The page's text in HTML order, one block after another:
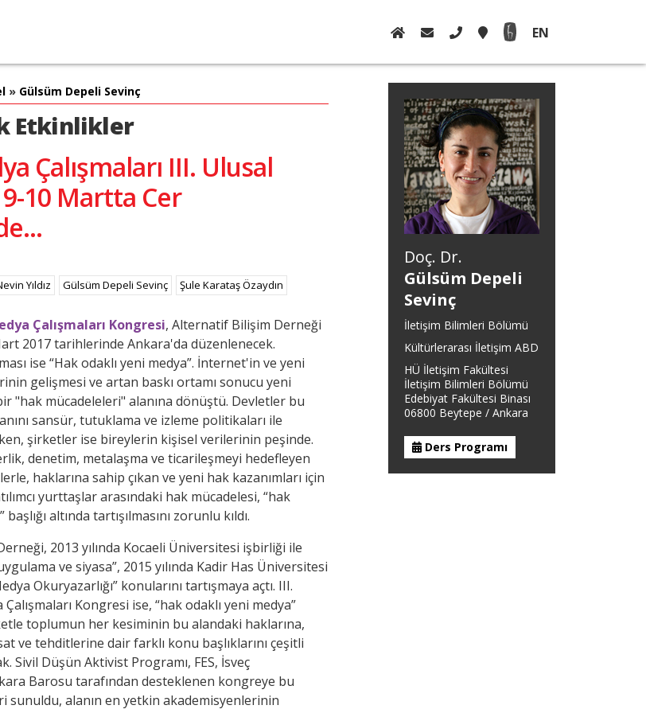
EN
Doç. Dr.
Gülsüm Depeli
Sevinç
İletişim Bilimleri Bölümü
Kültürlerarası İletişim ABD
HÜ İletişim Fakültesi
İletişim Bilimleri Bölümü
Edebiyat Fakültesi Binası
06800 Beytepe / Ankara
Ders Programı
» Gülsüm Depeli Sevinç
Etkinlikler
Çalışmaları III. Ulusal
10 Martta Cer
Yıldız Gülsüm Depeli Sevinç Şule Karataş Özaydın
Çalışmaları Kongresi, Alternatif Bilişim Derneği
2017 tarihlerinde Ankara'da düzenlenecek.
ise “Hak odaklı yeni medya”. İnternet'in ve yeni
gelişmesi ve artan baskı ortamı sonucu yeni
"hak mücadeleleri" alanına dönüştü. Devletler bu
sansür, tutuklama ve izleme politikaları ile
şirketler ise bireylerin kişisel verilerinin peşinde.
denetim, metalaşma ve ticarileşmeyi hedefleyen
haklarına sahip çıkan ve yeni hak kazanımları için
yurttaşlar arasındaki hak mücadelesi, “hak
altında tartışılmasını zorunlu kıldı.
2013 yılında Kocaeli Üniversitesi işbirliği ile
ve siyasa”, 2015 yılında Kadir Has Üniversitesi
Okuryazarlığı” konularını tartışmaya açtı. III.
Kongresi ise, “hak odaklı yeni medya”
toplumun her kesiminin bu alandaki haklarına,
ve tehditlerine dair farklı konu başlıklarını çeşitli
Sivil Düşün Aktivist Programı, FES, İsveç
Barosu tarafından desteklenen kongreye bu
sunuldu, alanın en yetkin akademisyenlerinin